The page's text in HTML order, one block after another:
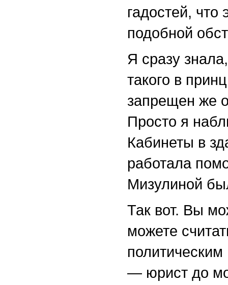
гадостей,
подобной
Я сразу
такого в
запрещен же
Просто я
Кабинеты в
работала
Мизулиной
Так вот. Вы
можете
— юрист до